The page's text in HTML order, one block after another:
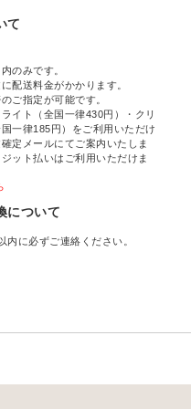
て
のみです。
配送料金がかかります。
ご指定が可能です。
イト（全国一律430円）・クリ
一律185円）をご利用いただけ
定メールにてご案内いたしま
ット払いはご利用いただけま
について
内に必ずご連絡ください。